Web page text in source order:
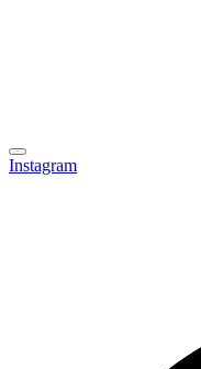
Instagram